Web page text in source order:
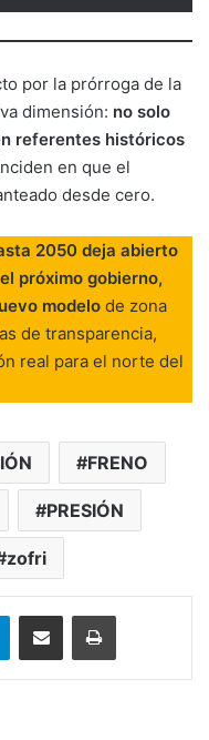
por la prórroga de la
dimensión: no solo
referentes históricos
en que el
desde cero.
2050 deja abierto
próximo gobierno,
modelo de zona
de transparencia,
real para el norte del
FRENO
PRESIÓN
zofri
TelegramEnviar vía email Imprimir